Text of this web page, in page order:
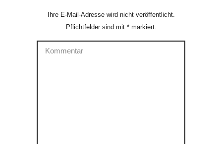
Ihre E-Mail-Adresse wird nicht veröffentlicht.
Pflichtfelder sind mit *markiert.
Kommentar